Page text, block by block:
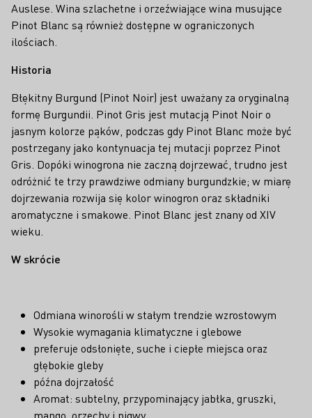
Auslese. Wina szlachetne i orzeźwiające wina musujące
Pinot Blanc są również dostępne w ograniczonych
ilościach.
Historia
Błękitny Burgund (Pinot Noir) jest uważany za oryginalną
formę Burgundii. Pinot Gris jest mutacją Pinot Noir o
jasnym kolorze pąków, podczas gdy Pinot Blanc może być
postrzegany jako kontynuacja tej mutacji poprzez Pinot
Gris. Dopóki winogrona nie zaczną dojrzewać, trudno jest
odróżnić te trzy prawdziwe odmiany burgundzkie; w miarę
dojrzewania rozwija się kolor winogron oraz składniki
aromatyczne i smakowe. Pinot Blanc jest znany od XIV
wieku.
W skrócie
Odmiana winorośli w stałym trendzie wzrostowym
Wysokie wymagania klimatyczne i glebowe
preferuje odsłonięte, suche i ciepłe miejsca oraz
głębokie gleby
późna dojrzałość
Aromat: subtelny, przypominający jabłka, gruszki,
mango, orzechy i pigwy